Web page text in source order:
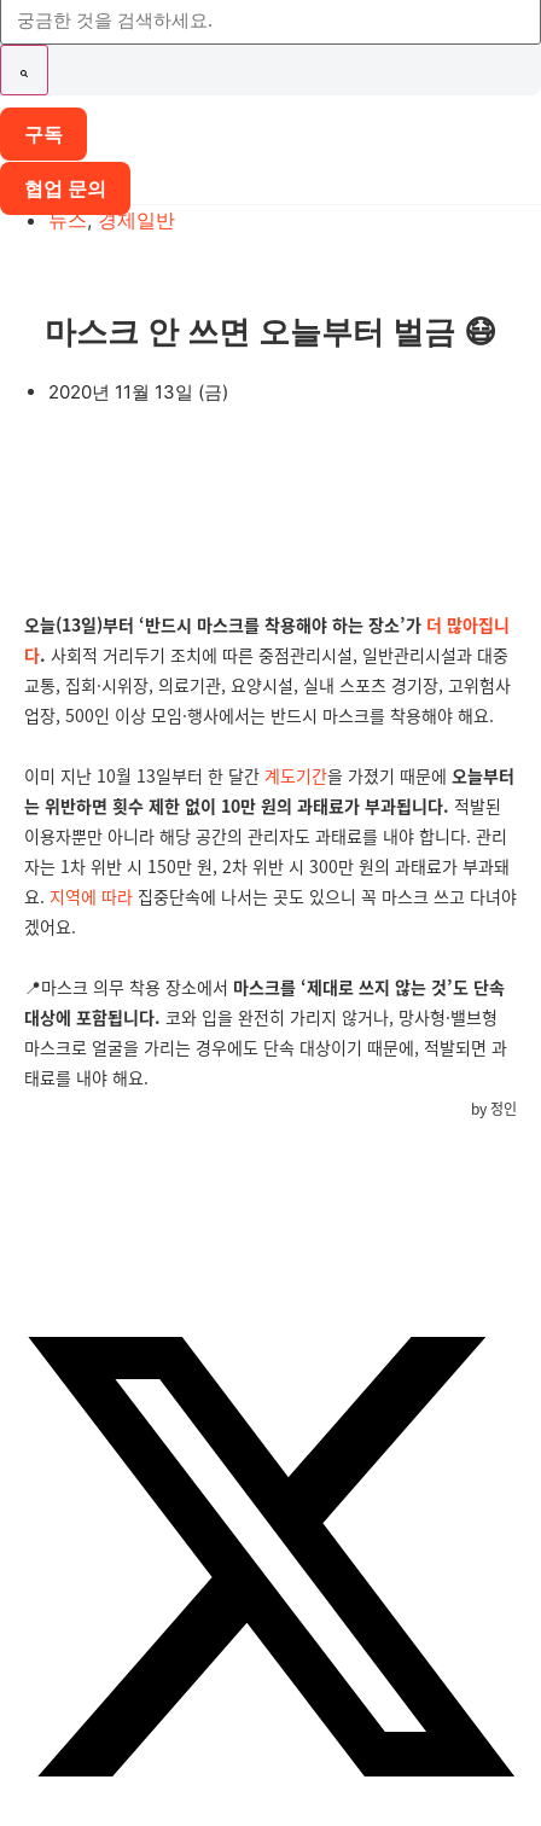
구독
협업 문의
뉴스,경제일반
마스크 안 쓰면 오늘부터 벌금 😷
2020년 11월 13일 (금)
오늘(13일)부터 ‘반드시 마스크를 착용해야 하는 장소’가 더 많아집니
다. 사회적 거리두기 조치에 따른 중점관리시설, 일반관리시설과 대중
교통, 집회·시위장, 의료기관, 요양시설, 실내 스포츠 경기장, 고위험사
업장, 500인 이상 모임·행사에서는 반드시 마스크를 착용해야 해요.
이미 지난 10월 13일부터 한 달간 계도기간을 가졌기 때문에 오늘부터
는 위반하면 횟수 제한 없이 10만 원의 과태료가 부과됩니다. 적발된
이용자뿐만 아니라 해당 공간의 관리자도 과태료를 내야 합니다. 관리
자는 1차 위반 시 150만 원, 2차 위반 시 300만 원의 과태료가 부과돼
요. 지역에 따라 집중단속에 나서는 곳도 있으니 꼭 마스크 쓰고 다녀야
겠어요.
📍마스크 의무 착용 장소에서 마스크를 ‘제대로 쓰지 않는 것’도 단속
대상에 포함됩니다. 코와 입을 완전히 가리지 않거나, 망사형·밸브형
마스크로 얼굴을 가리는 경우에도 단속 대상이기 때문에, 적발되면 과
태료를 내야 해요.
by 정인